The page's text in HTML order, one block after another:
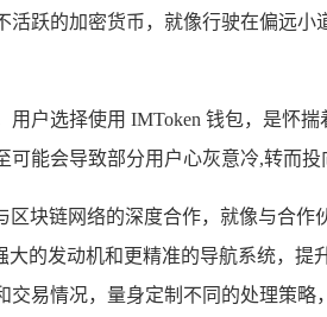
跃的加密货币，就像行驶在偏远小
户选择使用 IMToken 钱包，是怀
能会导致部分用户心灰意冷,转而投
块链网络的深度合作，就像与合作
的发动机和更精准的导航系统，提
易情况，量身定制不同的处理策略